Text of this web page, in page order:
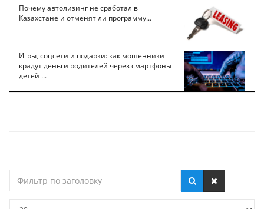
Почему автолизинг не сработал в
Казахстане и отменят ли программу...
Игры, соцсети и подарки: как мошенники
крадут деньги родителей через смартфоны
детей ...
по